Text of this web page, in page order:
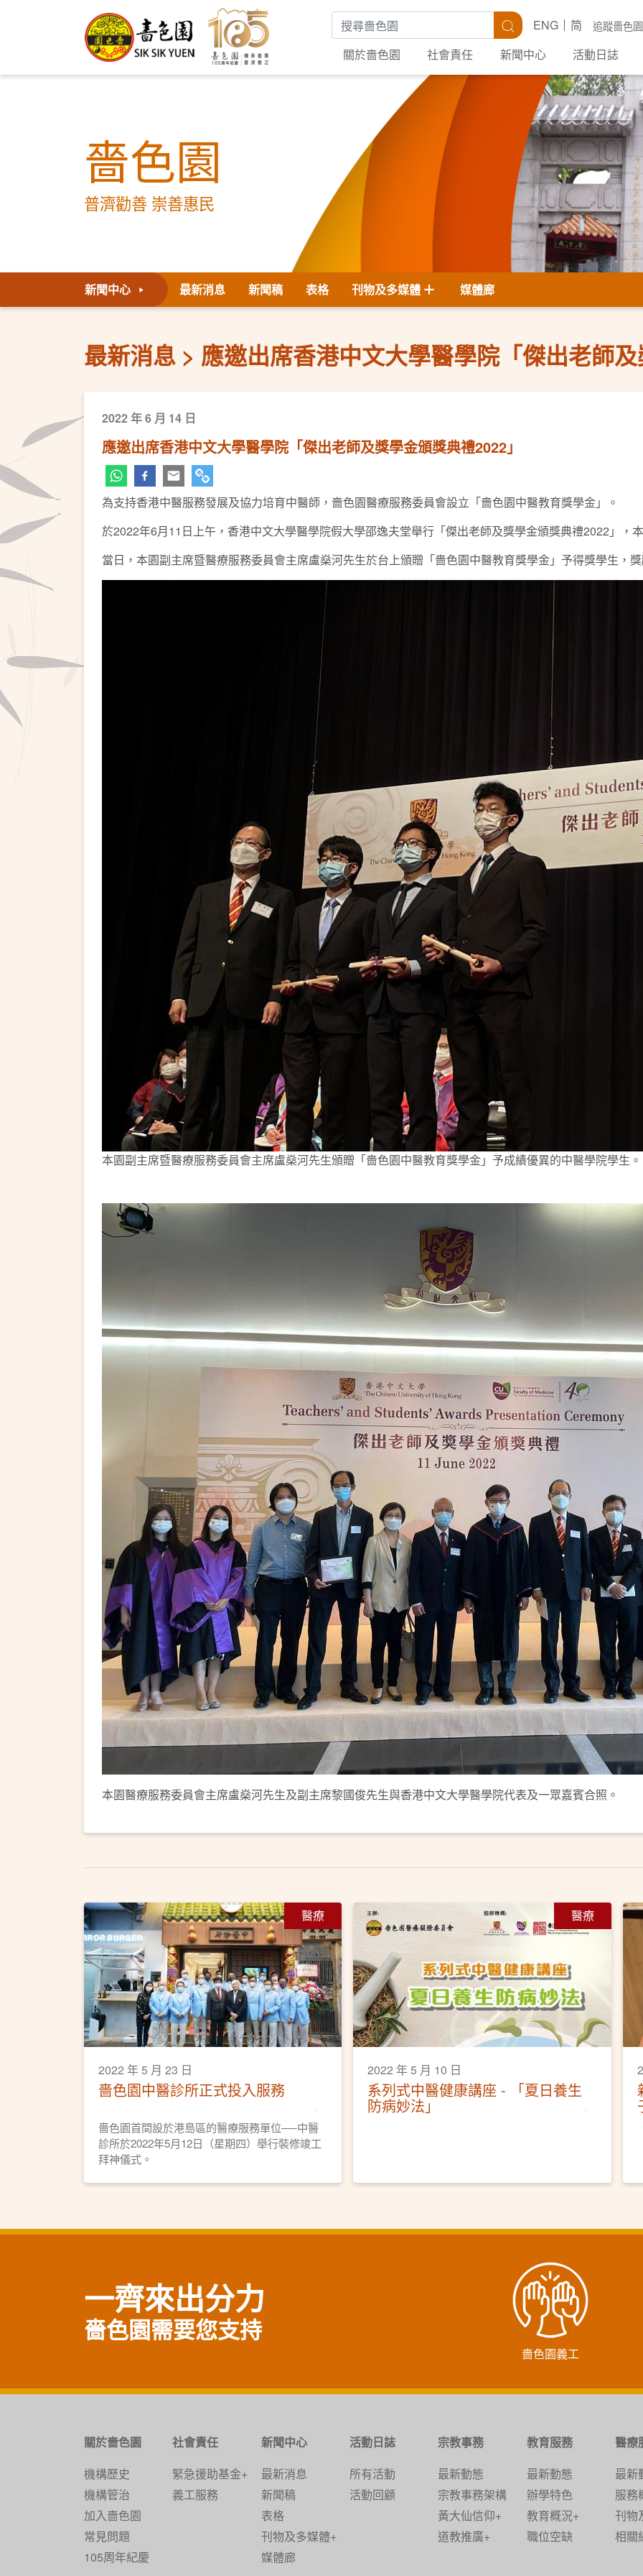
搜尋關鍵字 搜尋 追蹤嗇色園
ENG
简
關於嗇色園
社會責任 新聞中心 活動日誌
嗇色園
普濟勸善 崇善惠民
新聞中心 最新消息 新聞稿 表格 刊物及多媒體 媒體廊
最新消息 應邀出席香港中文大學醫學院「傑出老師
2022 年 6 月 14 日
應邀出席香港中文大學醫學院「傑出老師及獎學金頒獎典禮2022」
為支持香港中醫服務發展及協力培育中醫師，嗇色園醫療服務委員會設立「嗇色園中醫教育獎學金」。
於2022年6月11日上午，香港中文大學醫學院假大學邵逸夫堂舉行「傑出老師及獎學金頒獎典禮2022」，
當日，本園副主席暨醫療服務委員會主席盧燊河先生於台上頒贈「嗇色園中醫教育獎學金」予得獎學生，
本園副主席暨醫療服務委員會主席盧燊河先生頒贈「嗇色園中醫教育獎學金」予成績優異的中醫學院學生。
本園醫療服務委員會主席盧燊河先生及副主席黎國俊先生與香港中文大學醫學院代表及一眾嘉賓合照。
醫療
2022 年 5 月 23 日
嗇色園中醫診所正式投入服務
嗇色園首間設於港島區的醫療服務單位──中醫
診所於2022年5月12日（星期四）舉行裝修竣工
拜神儀式。
醫療
2022 年 5 月 10 日
系列式中醫健康講座 - 「夏日養生
防病妙法」
一齊來出分力
嗇色園需要您支持
嗇色園義工
關於嗇色園
機構歷史
機構管治
加入嗇色園
常見問題
105周年紀慶
社會責任
緊急援助基金+
義工服務
新聞中心
最新消息
新聞稿
表格
刊物及多媒體+
媒體廊
活動日誌
所有活動
活動回顧
宗教事務
最新動態
宗教事務架構
黃大仙信仰+
道教推廣+
教育服務
最新動態
辦學特色
教育概況+
職位空缺
醫療
最新
服務
刊物
相關